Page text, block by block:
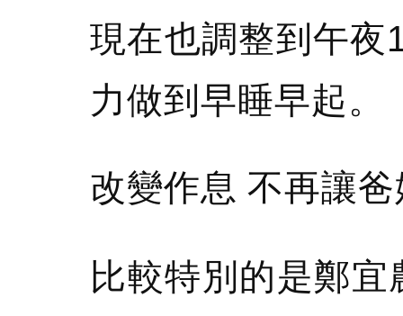
現在也調整到午夜
力做到早睡早起。
改變作息 不再讓
比較特別的是鄭